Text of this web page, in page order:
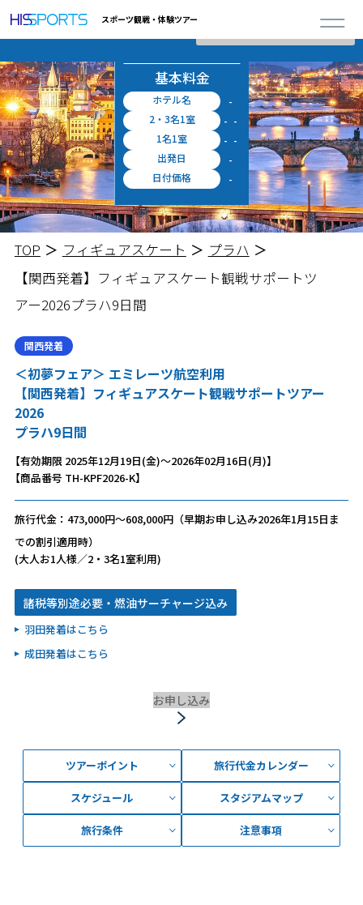
スポーツ観戦・体験ツアー
詳しく見る
合計ツアー0 円 ～ 閉じる
料金シミュレータ
基本料金
ホテル名
-
2・3名1室
- -
1名1室
- -
出発日
-
日付価格
-
※上記料金に空港施設使用料・出入国税等が別途必要となります。
TOP フィギュアスケート
プラハ
【関西発着】フィギュアスケート観戦サポートツ
アー2026プラハ9日間
関西発着
＜初夢フェア＞ エミレーツ航空利用
【関西発着】フィギュアスケート観戦サポートツアー
2026
プラハ9日間
【有効期限 2025年12月19日(金)～2026年02月16日(月)】
【商品番号 TH-KPF2026-K】
旅行代金：473,000円～608,000円（早期お申し込み2026年1月15日ま
での割引適用時）
(大人お1人様／2・3名1室利用)
諸税等別途必要・燃油サーチャージ込み
羽田発着はこちら
成田発着はこちら
お申し込み
ツアーポイント 旅行代金カレンダー
スケジュール スタジアムマップ
旅行条件 注意事項